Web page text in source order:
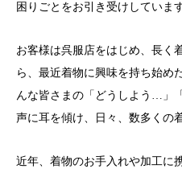
困りごとをお引き受けしています
お客様は呉服店をはじめ、長く
ら、最近着物に興味を持ち始め
んな皆さまの「どうしよう…」
声に耳を傾け、日々、数多くの
近年、着物のお手入れや加工に